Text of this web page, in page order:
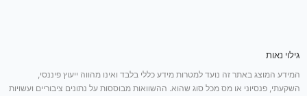
גילוי נאות
המידע המוצג באתר זה נועד למטרות מידע כללי בלבד ואינו מהווה ייעוץ פיננסי,
השקעתי, פנסיוני או מס מכל סוג שהוא. ההשוואות מבוססות על נתונים ציבוריים ועשויות